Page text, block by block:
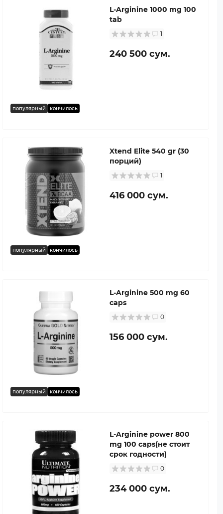
популярный кончилось
L-Arginine 1000 mg 100
tab
1
240 500 сум.
популярный кончилось
Xtend Elite 540 gr (30
порций)
1
416 000 сум.
популярный кончилось
L-Arginine 500 mg 60
caps
0
156 000 сум.
L-Arginine power 800
mg 100 caps(не стоит
срок годности)
0
234 000 сум.